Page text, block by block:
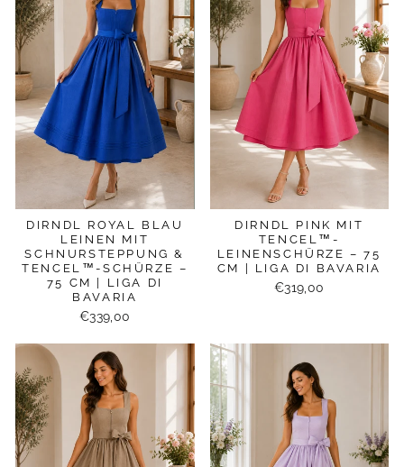
DIRNDL ROYAL BLAU
LEINEN MIT
SCHNURSTEPPUNG &
TENCEL™-SCHÜRZE –
75 CM | LIGA DI
BAVARIA
€339,00
DIRNDL PINK MIT
TENCEL™-
LEINENSCHÜRZE – 75
CM | LIGA DI BAVARIA
€319,00